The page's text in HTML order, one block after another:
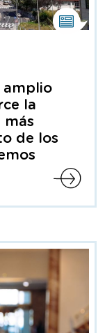
Esta
noticia
amplio
la
más
de los